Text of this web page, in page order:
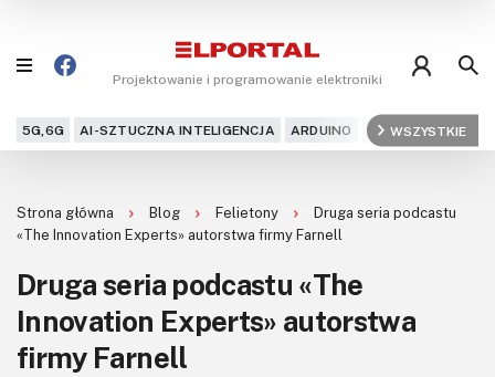
Projektowanie i programowanie elektroniki
5G,6G AI-SZTUCZNA INTELIGENCJA ARDUINO ARM AUDIO
WSZYSTKIE
Projekty
Kursy
DIY+
Strona główna Blog Felietony
Druga seria podcastu
«The Innovation Experts» autorstwa firmy Farnell
Druga seria podcastu «The
Innovation Experts» autorstwa
firmy Farnell